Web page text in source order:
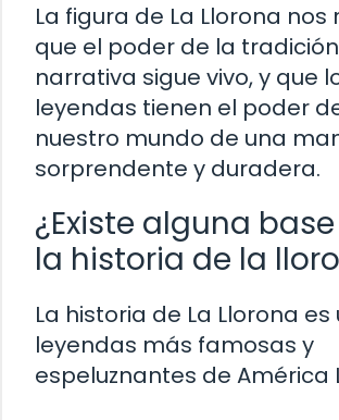
La figura de La Llorona nos
que el poder de la
narrativa sigue vivo, y que
leyendas tienen el poder
nuestro mundo de una
sorprendente y duradera.
¿Existe alguna
la historia de la
La historia de La Llorona
leyendas más famosas y
espeluznantes de América